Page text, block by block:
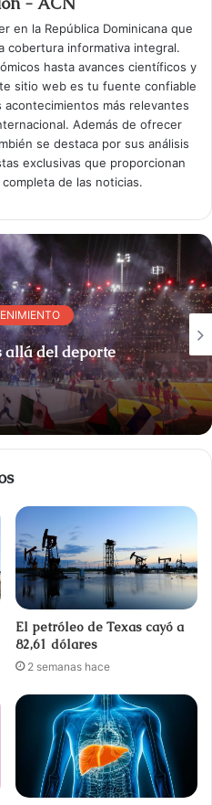
en la República Dominicana que
cobertura informativa integral.
hasta avances científicos y
sitio web es tu fuente confiable
acontecimientos más relevantes
Además de ofrecer
se destaca por sus análisis
exclusivas que proporcionan
de las noticias.
allá del deporte
El petróleo de Texas cayó a
82,61 dólares
2 semanas hace